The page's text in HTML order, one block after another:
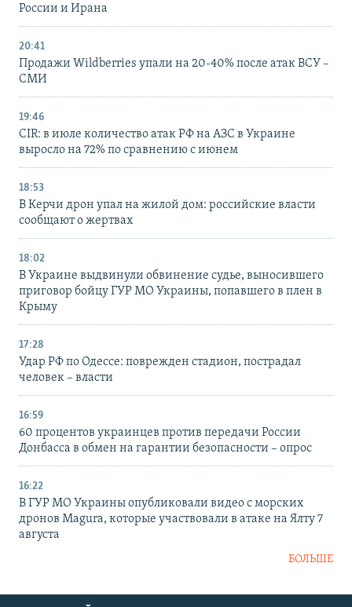
России и Ирана
20:41
Продажи Wildberries упали на 20-40% после атак ВСУ –
СМИ
19:46
CIR: в июле количество атак РФ на АЗС в Украине
выросло на 72% по сравнению с июнем
18:53
В Керчи дрон упал на жилой дом: российские власти
сообщают о жертвах
18:02
В Украине выдвинули обвинение судье, выносившего
приговор бойцу ГУР МО Украины, попавшего в плен в
Крыму
17:28
Удар РФ по Одессе: поврежден стадион, пострадал
человек – власти
16:59
60 процентов украинцев против передачи России
Донбасса в обмен на гарантии безопасности – опрос
16:22
В ГУР МО Украины опубликовали видео с морских
дронов Magura, которые участвовали в атаке на Ялту 7
августа
БОЛЬШЕ